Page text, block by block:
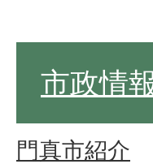
市政情
門真市紹介